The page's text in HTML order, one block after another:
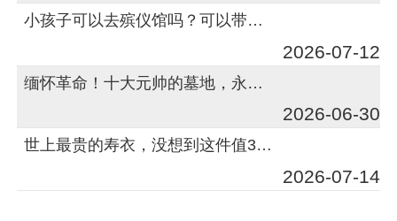
小孩子可以去殡仪馆吗？可以带小孩子去殡仪馆吗？
2026-07-12
缅怀革命！十大元帅的墓地，永久的后花园
2026-06-30
世上最贵的寿衣，没想到这件值30多亿
2026-07-14